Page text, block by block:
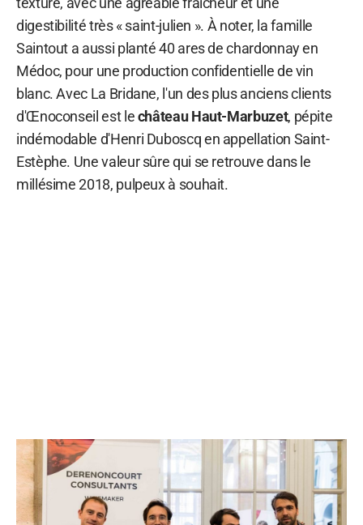
digestibilité très « saint-julien ». À noter, la famille
Saintout a aussi planté 40 ares de chardonnay en
Médoc, pour une production confidentielle de vin
blanc. Avec La Bridane, l'un des plus anciens clients
d'Œnoconseil est lechâteau Haut-Marbuzet, pépite
indémodable d'Henri Duboscq en appellation Saint-
Estèphe. Une valeur sûre qui se retrouve dans le
millésime 2018, pulpeux à souhait.